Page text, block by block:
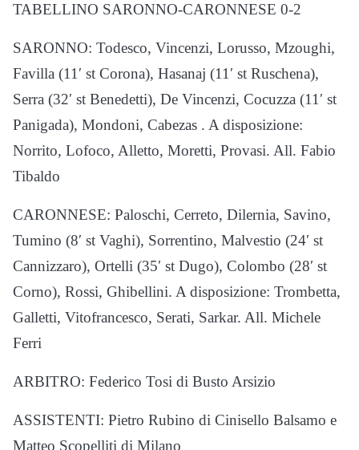
TABELLINO SARONNO-CARONNESE 0-2
SARONNO: Todesco, Vincenzi, Lorusso, Mzoughi,
Favilla (11′ st Corona), Hasanaj (11′ st Ruschena),
Serra (32′ st Benedetti), De Vincenzi, Cocuzza (11′ st
Panigada), Mondoni, Cabezas . A disposizione:
Norrito, Lofoco, Alletto, Moretti, Provasi. All. Fabio
Tibaldo
CARONNESE: Paloschi, Cerreto, Dilernia, Savino,
Tumino (8′ st Vaghi), Sorrentino, Malvestio (24′ st
Cannizzaro), Ortelli (35′ st Dugo), Colombo (28′ st
Corno), Rossi, Ghibellini. A disposizione: Trombetta,
Galletti, Vitofrancesco, Serati, Sarkar. All. Michele
Ferri
ARBITRO: Federico Tosi di Busto Arsizio
ASSISTENTI: Pietro Rubino di Cinisello Balsamo e
Matteo Scopelliti di Milano